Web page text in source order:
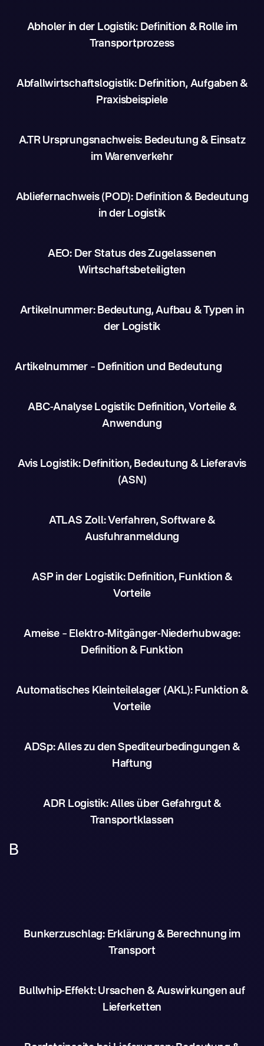
Abholer in der Logistik: Definition & Rolle im
Transportprozess
Abfallwirtschaftslogistik: Definition, Aufgaben &
Praxisbeispiele
A.TR Ursprungsnachweis: Bedeutung & Einsatz
im Warenverkehr
Abliefernachweis (POD): Definition & Bedeutung
in der Logistik
AEO: Der Status des Zugelassenen
Wirtschaftsbeteiligten
Artikelnummer: Bedeutung, Aufbau & Typen in
der Logistik
Artikelnummer – Definition und Bedeutung
ABC-Analyse Logistik: Definition, Vorteile &
Anwendung
Avis Logistik: Definition, Bedeutung & Lieferavis
(ASN)
ATLAS Zoll: Verfahren, Software &
Ausfuhranmeldung
ASP in der Logistik: Definition, Funktion &
Vorteile
Ameise – Elektro-Mitgänger-Niederhubwage:
Definition & Funktion
Automatisches Kleinteilelager (AKL): Funktion &
Vorteile
ADSp: Alles zu den Spediteurbedingungen &
Haftung
ADR Logistik: Alles über Gefahrgut &
Transportklassen
B
Bunkerzuschlag: Erklärung & Berechnung im
Transport
Bullwhip-Effekt: Ursachen & Auswirkungen auf
Lieferketten